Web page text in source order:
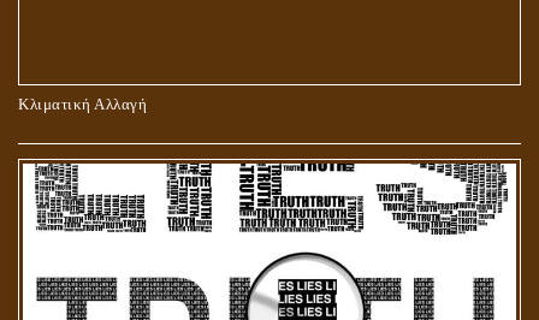
Κλιματική Αλλαγή
ΠΕΡΙ ΠΡΟΣΕΥΧΗΣ, ΝΗΣΤΕΙΑΣ ΚΑΙ ΕΛΕΗΜΟΣΥΝΗΣ